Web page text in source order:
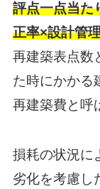
評点一点当た
正率×設計管
再建築表点数
た時にかかる
再建築費と呼
損耗の状況に
劣化を考慮し